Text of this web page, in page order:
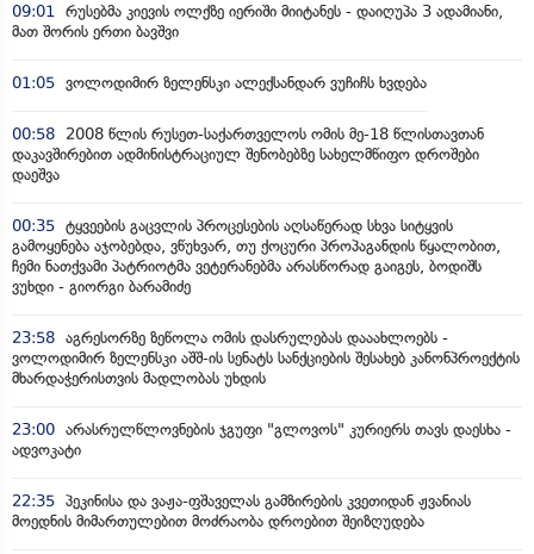
09:01
რუსებმა კიევის ოლქზე იერიში მიიტანეს - დაიღუპა 3 ადამიანი,
მათ შორის ერთი ბავშვი
01:05 ვოლოდიმირ ზელენსკი ალექსანდარ ვუჩიჩს ხვდება
00:58
2008 წლის რუსეთ-საქართველოს ომის მე-18 წლისთავთან
დაკავშირებით ადმინისტრაციულ შენობებზე სახელმწიფო დროშები
დაეშვა
00:35 ტყვეების გაცვლის პროცესების აღსაწერად სხვა სიტყვის
გამოყენება აჯობებდა, ვწუხვარ, თუ ქოცური პროპაგანდის წყალობით,
ჩემი ნათქვამი პატრიოტმა ვეტერანებმა არასწორად გაიგეს, ბოდიშს
ვუხდი - გიორგი ბარამიძე
23:58 აგრესორზე ზეწოლა ომის დასრულებას დააახლოებს -
ვოლოდიმირ ზელენსკი აშშ-ის სენატს სანქციების შესახებ კანონპროექტის
მხარდაჭერისთვის მადლობას უხდის
23:00 არასრულწლოვნების ჯგუფი "გლოვოს" კურიერს თავს დაესხა -
ადვოკატი
22:35 პეკინისა და ვაჟა-ფშაველას გამზირების კვეთიდან ჟვანიას
მოედნის მიმართულებით მოძრაობა დროებით შეიზღუდება